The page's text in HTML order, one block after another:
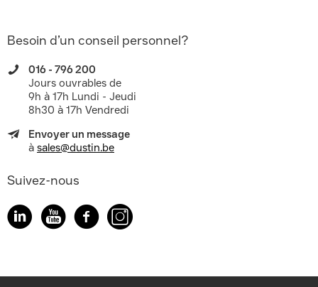
Besoin d’un conseil personnel?
016 - 796 200
Jours ouvrables de
9h à 17h Lundi - Jeudi
8h30 à 17h Vendredi
Envoyer un message
à sales@dustin.be
Suivez-nous